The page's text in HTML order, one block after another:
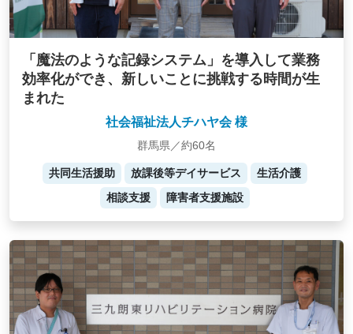
「魔法のような記録システム」を導入して業務
効率化ができ、新しいことに挑戦する時間が生
まれた
社会福祉法人チハヤ会 様
群馬県／約60名
共同生活援助 放課後等デイサービス
生活介護
相談支援
障害者支援施設